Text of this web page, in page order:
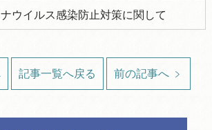
ウイルス感染防止対策に関して
記事一覧へ戻る 前の記事へ